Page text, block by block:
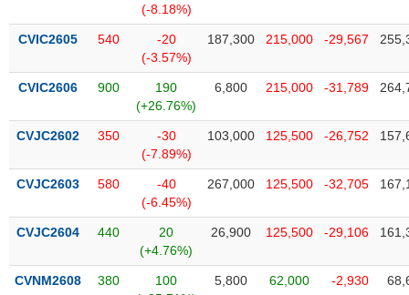
(-8.18%)
CVIC2605 540
-20
(-3.57%)
187,300 215,000 -29,567
CVIC2606 900
190
(+26.76%)
6,800 215,000 -31,789
CVJC2602 350
-30
(-7.89%)
103,000 125,500 -26,752
CVJC2603 580
-40
(-6.45%)
267,000 125,500 -32,705
CVJC2604 440
20
(+4.76%)
26,900 125,500 -29,106
CVNM2608 380
100
5,800 62,000 -2,930
Tin
tức
của
giả
(-)
phân
tích